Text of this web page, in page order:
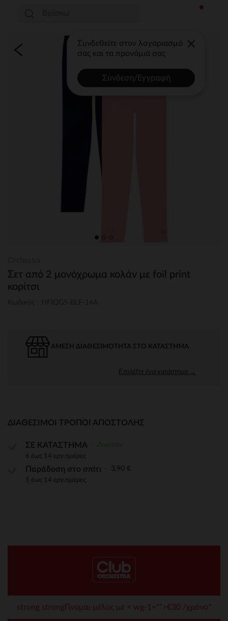
Συνδεθείτε στον λογαριασμό
σας και τα προνόμιά σας
Σύνδεση/Εγγραφή
Σετ από 2 μονόχρωμα κολάν με foil print
κορίτσι
ΆΜΕΣΗ ΔΙΑΘΕΣΙΜΌΤΗΤΑ ΣΤΟ ΚΑΤΆΣΤΗΜΑ
Επιλέξτε ένα κατάστημα →
ΔΙΑΘΈΣΙΜΟΙ ΤΡΌΠΟΙ ΑΠΟΣΤΟΛΉΣ
ΣΕ ΚΑΤΑΣΤΗΜΑ
6 έως 14 εργ.ημέρες
Παράδοση στο σπίτι 3,90 €
5 έως 14 εργ.ημέρες
strong strongΓίνομαι μέλος με < wg-1="">€30 /χρόνο*